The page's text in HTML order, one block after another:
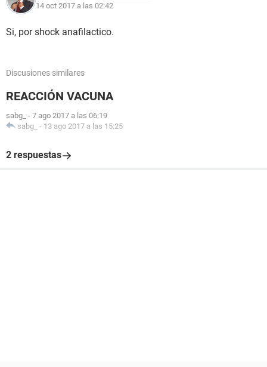
14 oct 2017 a las 02:42
Si, por shock anafilactico.
Discusiones similares
REACCIÓN VACUNA
sabg_ - 7 ago 2017 a las 06:19
sabg_ - 13 ago 2017 a las 15:25
2 respuestas